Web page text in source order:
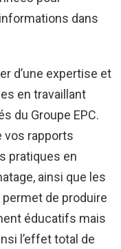
dans
d’une expertise et
en travaillant
du Groupe EPC.
vos rapports
pratiques en
ainsi que les
de produire
éducatifs mais
l’effet total de